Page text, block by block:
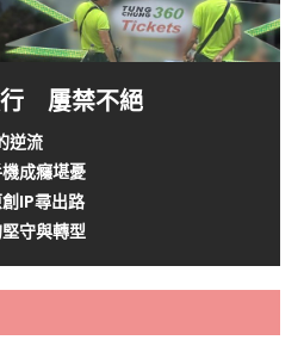
行 屢禁不絕
逆流
成癮堪憂
IP尋出路
守與轉型